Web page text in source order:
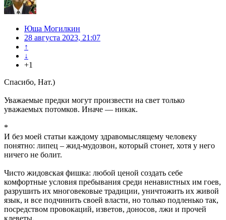
Юша Могилкин
28 августа 2023, 21:07
↑
↓
+1
Спасибо, Нат.)
Уважаемые предки могут произвести на свет только
уважаемых потомков. Иначе — никак.
*
И без моей статьи каждому здравомыслящему человеку
понятно: липец – жид-мудозвон, который стонет, хотя у него
ничего не болит.
Чисто жидовская фишка: любой ценой создать себе
комфортные условия пребывания среди ненавистных им гоев,
разрушить их многовековые традиции, уничтожить их живой
язык, и все подчинить своей власти, но только подленько так,
посредством провокаций, изветов, доносов, лжи и прочей